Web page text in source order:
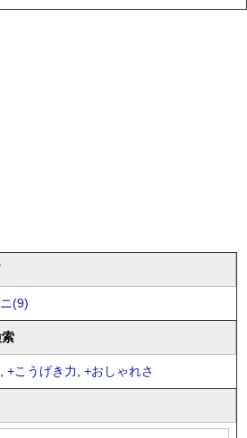
(9)
, +こうげき力, +おしゃれさ